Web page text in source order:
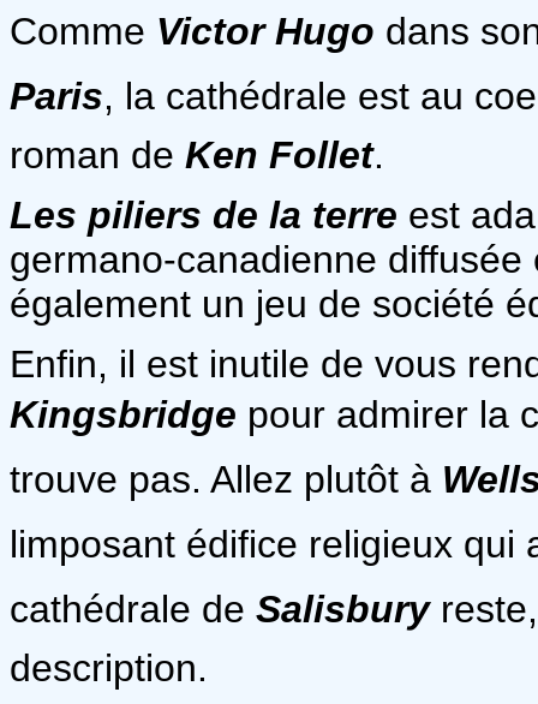
Comme Victor Hugo dans
Paris, la cathédrale est au
roman de Ken Follet.
Les piliers de la terre est
germano-canadienne
également un jeu de société
Enfin, il est inutile de vous
Kingsbridge pour admirer la
trouve pas. Allez plutôt à
limposant édifice religieux
cathédrale de Salisburyreste,
description.